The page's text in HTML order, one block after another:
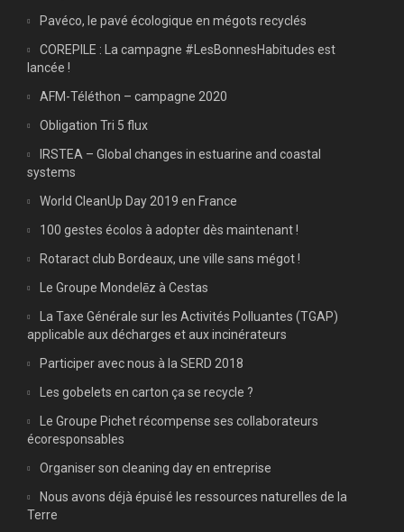
Pavéco, le pavé écologique en mégots recyclés
COREPILE : La campagne #LesBonnesHabitudes est
lancée !
AFM-Téléthon – campagne 2020
Obligation Tri 5 flux
IRSTEA – Global changes in estuarine and coastal
systems
World CleanUp Day 2019 en France
100 gestes écolos à adopter dès maintenant !
Rotaract club Bordeaux, une ville sans mégot !
Le Groupe Mondelēz à Cestas
La Taxe Générale sur les Activités Polluantes (TGAP)
applicable aux décharges et aux incinérateurs
Participer avec nous à la SERD 2018
Les gobelets en carton ça se recycle ?
Le Groupe Pichet récompense ses collaborateurs
écoresponsables
Organiser son cleaning day en entreprise
Nous avons déjà épuisé les ressources naturelles de la
Terre